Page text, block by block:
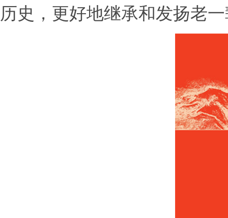
历史，更好地继承和发扬老